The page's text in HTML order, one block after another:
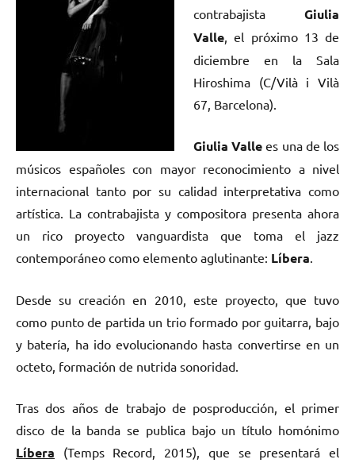
contrabajista Giulia
Valle , el próximo 13 de
diciembre en la Sala
Hiroshima (C/Vilà i Vilà
67, Barcelona).
Giulia Valle es una de los
músicos españoles con mayor reconocimiento a nivel
internacional tanto por su calidad interpretativa como
artística. La contrabajista y compositora presenta ahora
un rico proyecto vanguardista que toma el jazz
contemporáneo como elemento aglutinante: Líbera
Desde su creación en 2010, este proyecto, que tuvo
como punto de partida un trio formado por guitarra, bajo
y batería, ha ido evolucionando hasta convertirse en un
octeto, formación de nutrida sonoridad.
Tras dos años de trabajo de posproducción, el primer
disco de la banda se publica bajo un título homónimo
Líbera (Temps Record, 2015), que se presentará el